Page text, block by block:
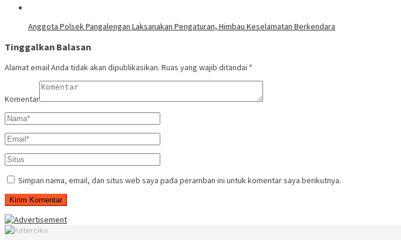
Anggota Polsek Pangalengan Laksanakan Pengaturan, Himbau Keselamatan Berkendara
Tinggalkan Balasan
Alamat email Anda tidak akan dipublikasikan. Ruas yang wajib ditandai *
Komentar
Simpan nama, email, dan situs web saya pada peramban ini untuk komentar saya berikutnya.